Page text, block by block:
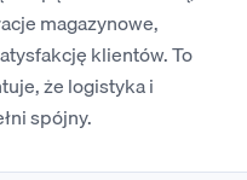
magazynowe,
klientów. To
że logistyka i
spójny.